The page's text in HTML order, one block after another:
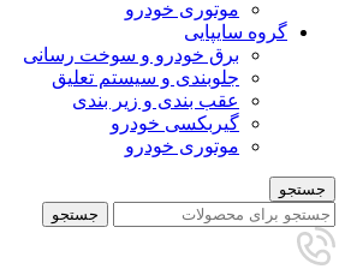
موتوری خودرو
گروه سایپایی
برق خودرو و سوخت رسانی
جلوبندی و سیستم تعلیق
عقب بندی و زیر بندی
گیربکسی خودرو
موتوری خودرو
جستجو
جستجو